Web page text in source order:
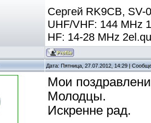
Сергей RK9CB, SV-
UHF/VHF: 144 MHz
HF: 14-28 MHz
Дата: Пятница, 27.07.2012, 14:29 |
Мои
Молодцы.
Искренне рад.